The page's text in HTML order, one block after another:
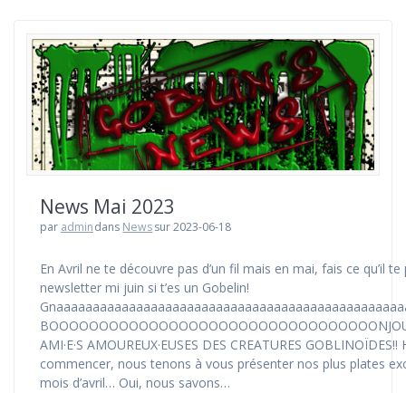
News Mai 2023
par admindans Newssur 2023-06-18
En Avril ne te découvre pas d’un fil mais en mai, fais ce qu’il
newsletter mi juin si t’es un Gobelin!
AMI·E·S AMOUREUX·EUSES DES CREATURES
commencer, nous tenons à vous présenter nos plus plates
mois d’avril… Oui, nous savons…